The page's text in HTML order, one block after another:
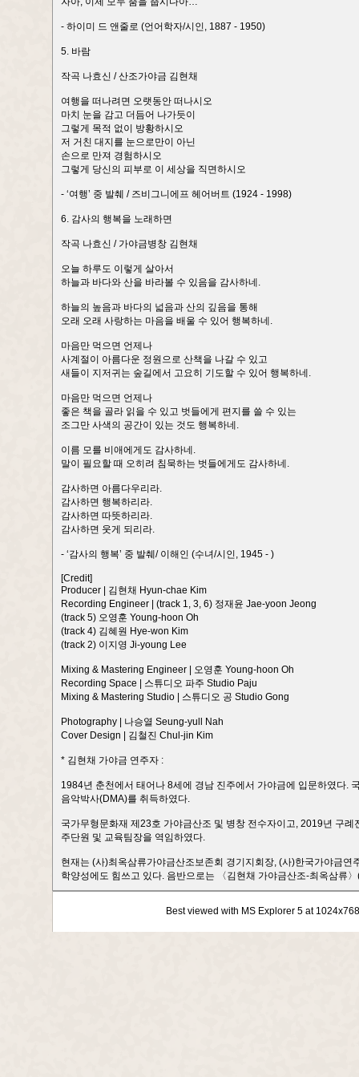
- 하이미 드 앤줄로 (언어학자/시인, 1887 - 1950)
5. 바람
작곡 나효신 / 산조가야금 김현채
여행을 떠나려면 오랫동안 떠나시오
마치 눈을 감고 더듬어 나가듯이
그렇게 목적 없이 방황하시오
저 거친 대지를 눈으로만이 아닌
손으로 만져 경험하시오
그렇게 당신의 피부로 이 세상을 직면하시오
- ‘여행’ 중 발췌 / 즈비그니에프 헤어버트 (1924 - 1998)
6. 감사의 행복을 노래하면
작곡 나효신 / 가야금병창 김현채
오늘 하루도 이렇게 살아서
하늘과 바다와 산을 바라볼 수 있음을 감사하네.
하늘의 높음과 바다의 넓음과 산의 깊음을 통해
오래 오래 사랑하는 마음을 배울 수 있어 행복하네.
마음만 먹으면 언제나
사계절이 아름다운 정원으로 산책을 나갈 수 있고
새들이 지저귀는 숲길에서 고요히 기도할 수 있어 행복하네.
마음만 먹으면 언제나
좋은 책을 골라 읽을 수 있고 벗들에게 편지를 쓸 수 있는
조그만 사색의 공간이 있는 것도 행복하네.
이름 모를 비애에게도 감사하네.
말이 필요할 때 오히려 침묵하는 벗들에게도 감사하네.
감사하면 아름다우리라.
감사하면 행복하리라.
감사하면 따뜻하리라.
감사하면 웃게 되리라.
- ‘감사의 행복’ 중 발췌/ 이해인 (수녀/시인, 1945 - )
[Credit]
Producer | 김현채 Hyun-chae Kim
Recording Engineer | (track 1, 3, 6) 정재윤 Jae-yoon Jeong
(track 5) 오영훈 Young-hoon Oh
(track 4) 김혜원 Hye-won Kim
(track 2) 이지영 Ji-young Lee
Mixing & Mastering Engineer | 오영훈 Young-hoon Oh
Recording Space | 스튜디오 파주 Studio Paju
Mixing & Mastering Studio | 스튜디오 공 Studio Gong
Photography | 나승열 Seung-yull Nah
Cover Design | 김철진 Chul-jin Kim
* 김현채 가야금 연주자 :
1984년 춘천에서 태어나 8세에 경남 진주에서 가야금에 입문하였다.
음악박사(DMA)를 취득하였다.
국가무형문화재 제23호 가야금산조 및 병창 전수자이고, 2019년 구
주단원 및 교육팀장을 역임하였다.
현재는 (사)최옥삼류가야금산조보존회 경기지회장, (사)한국가야금
학양성에도 힘쓰고 있다. 음반으로는 〈김현채 가야금산조-최옥삼류
Best viewed with MS Explorer 5 at